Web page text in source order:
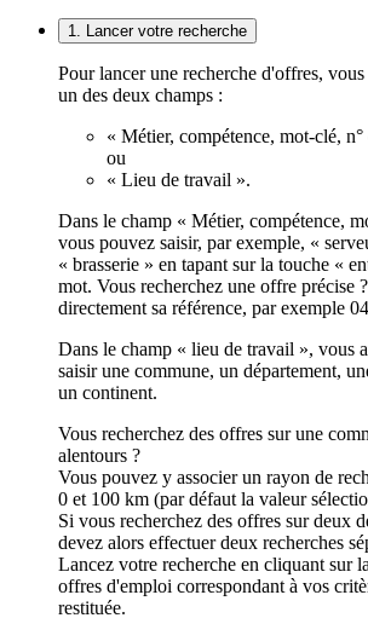
1. Lancer votre recherche
Pour lancer une recherche d'offres,
un des deux champs :
« Métier, compétence, mot-clé,
ou
« Lieu de travail ».
Dans le champ « Métier, compétence,
vous pouvez saisir, par exemple, «
« brasserie » en tapant sur la touche «
mot. Vous recherchez une offre précise
directement sa référence, par exemple
Dans le champ « lieu de travail », vous
saisir une commune, un département,
un continent.
Vous recherchez des offres sur une
alentours ?
Vous pouvez y associer un rayon de
0 et 100 km (par défaut la valeur
Si vous recherchez des offres sur deux
devez alors effectuer deux recherches
Lancez votre recherche en cliquant sur
offres d'emploi correspondant à vos
restituée.